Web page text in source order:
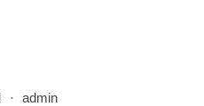
⋅ admin